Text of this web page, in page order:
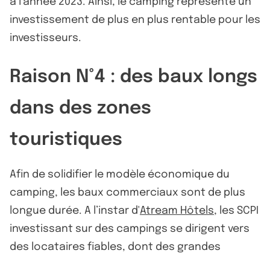
investissement de plus en plus rentable pour les
investisseurs.
Raison N°4 : des baux longs
dans des zones
touristiques
Afin de solidifier le modèle économique du
camping, les baux commerciaux sont de plus
longue durée. A l’instar d'Atream Hôtels, les SCPI
investissant sur des campings se dirigent vers
des locataires fiables, dont des grandes